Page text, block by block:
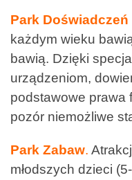
Park
każdym wieku
bawią. Dzięki
urządzeniom,
podstawowe prawa
pozór niemożliwe
Park Zabaw.
młodszych dzieci